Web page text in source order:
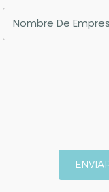
Nombre De